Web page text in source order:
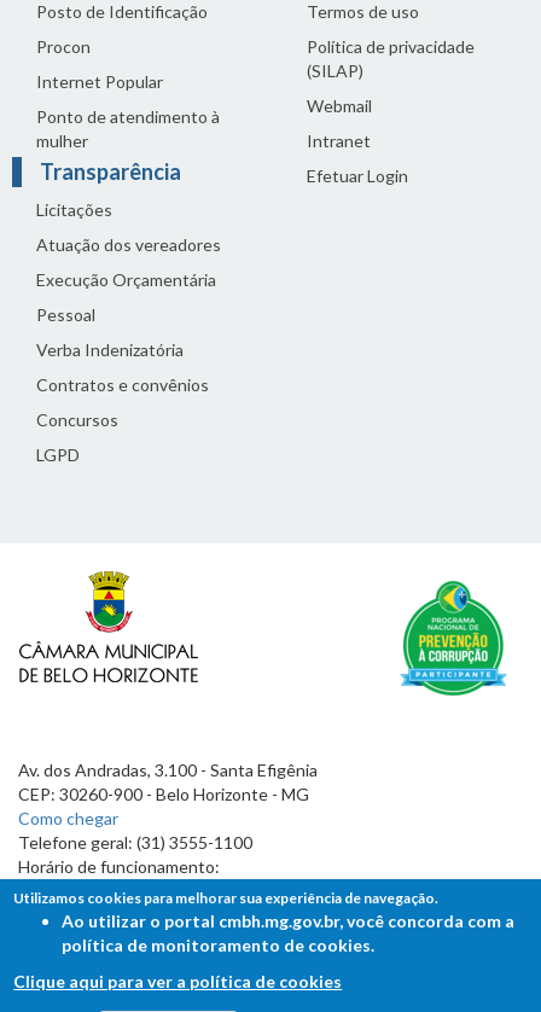
Posto de Identificação
Procon
Internet Popular
Ponto de atendimento à
mulher
Transparência
Licitações
Atuação dos vereadores
Execução Orçamentária
Pessoal
Verba Indenizatória
Contratos e convênios
Concursos
LGPD
Termos de uso
Política de privacidade
(SILAP)
Webmail
Intranet
Efetuar Login
Av. dos Andradas, 3.100 - Santa Efigênia
CEP: 30260-900 - Belo Horizonte - MG
Como chegar
Telefone geral: (31) 3555-1100
Horário de funcionamento:
7h às 19h
Utilizamos cookies para melhorar sua experiência de navegação.
Ao utilizar o portal cmbh.mg.gov.br, você concorda com a
política de monitoramento de cookies.
Clique aqui para ver a política de cookies